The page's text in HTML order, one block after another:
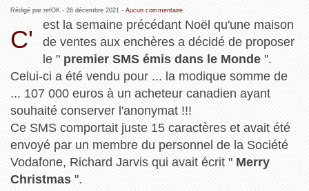
Rédigé par refOK - 26 décembre 2021 - Aucun commentaire
C'
est la semaine précédant Noël qu'une maison
de ventes aux enchères a décidé de proposer
le " premier SMS émis dans le Monde ".
Celui-ci a été vendu pour ... la modique somme de
... 107 000 euros à un acheteur canadien ayant
souhaité conserver l'anonymat !!!
Ce SMS comportait juste 15 caractères et avait été
envoyé par un membre du personnel de la Société
Vodafone, Richard Jarvis qui avait écrit " Merry
Christmas".